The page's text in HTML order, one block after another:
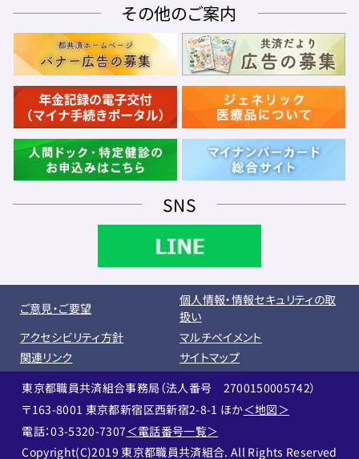
その他のご案内
SNS
ご意見・ご要望
個人情報・情報セキュリティの取
扱い
アクセシビリティ方針
マルチペイメント
関連リンク
サイトマップ
東京都職員共済組合事務局（法人番号 2700150005742）
〒163-8001 東京都新宿区西新宿2-8-1 ほか＜地図＞
電話：03-5320-7307＜電話番号一覧＞
Copyright(C)2019 東京都職員共済組合. All Rights Reserved